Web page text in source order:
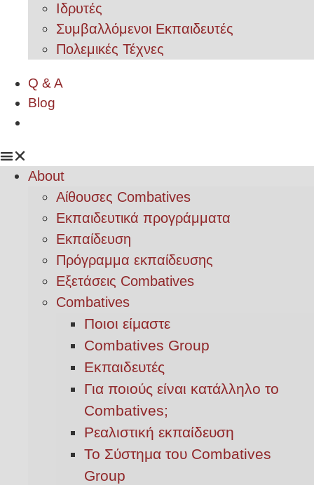
Ιδρυτές
Συμβαλλόμενοι Εκπαιδευτές
Πολεμικές Τέχνες
Q & A
Blog
About
Αίθουσες Combatives
Εκπαιδευτικά προγράμματα
Εκπαίδευση
Πρόγραμμα εκπαίδευσης
Εξετάσεις Combatives
Combatives
Ποιοι είμαστε
Combatives Group
Εκπαιδευτές
Για ποιούς είναι κατάλληλο το
Combatives;
Ρεαλιστική εκπαίδευση
Το Σύστημα του Combatives
Group